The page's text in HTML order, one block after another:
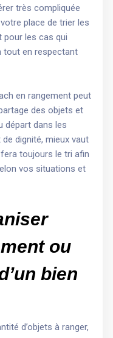
très compliquée
place de trier les
pour les cas qui
tout en respectant
en rangement peut
des objets et
départ dans les
dignité, mieux vaut
toujours le tri afin
vos situations et
ou
bien
d’objets à ranger,